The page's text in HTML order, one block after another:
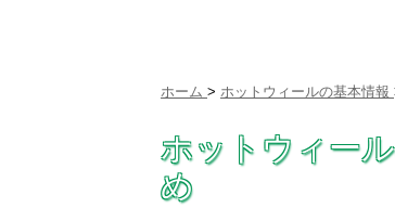
ホーム > ホットウィールの基本情報
ホットウィー
め